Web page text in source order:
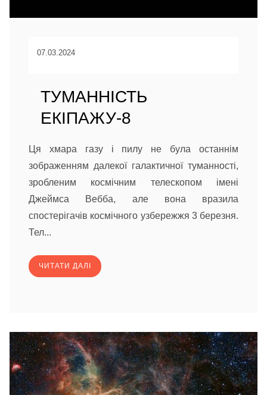
07.03.2024
ТУМАННІСТЬ
ЕКІПАЖУ-8
Ця хмара газу і пилу не була останнім
зображенням далекої галактичної туманності,
зробленим космічним телескопом імені
Джеймса Вебба, але вона вразила
спостерігачів космічного узбережжя 3 березня.
Тел...
ЧИТАТИ ДАЛІ